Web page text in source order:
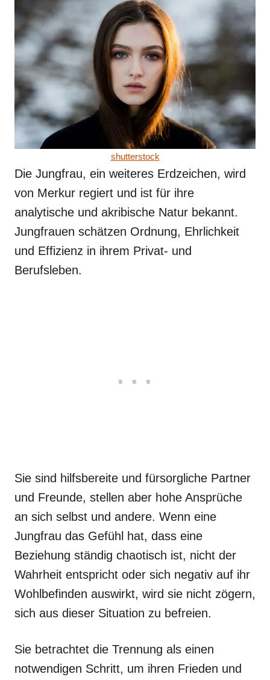
shutterstock
Die Jungfrau, ein weiteres Erdzeichen, wird
von Merkur regiert und ist für ihre
analytische und akribische Natur bekannt.
Jungfrauen schätzen Ordnung, Ehrlichkeit
und Effizienz in ihrem Privat- und
Berufsleben.
Sie sind hilfsbereite und fürsorgliche Partner
und Freunde, stellen aber hohe Ansprüche
an sich selbst und andere. Wenn eine
Jungfrau das Gefühl hat, dass eine
Beziehung ständig chaotisch ist, nicht der
Wahrheit entspricht oder sich negativ auf ihr
Wohlbefinden auswirkt, wird sie nicht zögern,
sich aus dieser Situation zu befreien.
Sie betrachtet die Trennung als einen
notwendigen Schritt, um ihren Frieden und